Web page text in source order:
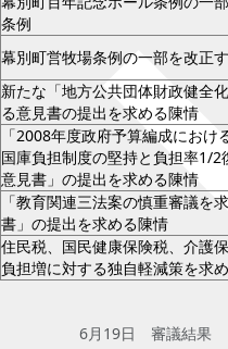
条例
幕別町営牧場条例の一部を改正
新たな「地方公共団体財政健全
る意見書の提出を求める陳情
「2008年度政府予算編成におけ
国庫負担制度の堅持と負担率1/2
意見書」の提出を求める陳情
「教育関連三法案の慎重審議を
書」の提出を求める陳情
住民税、国民健康保険税、介護
負担増に対する独自軽減策を求
6月19日 審議結果